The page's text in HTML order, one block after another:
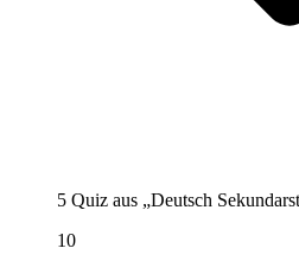
5 Quiz aus „Deutsch
10